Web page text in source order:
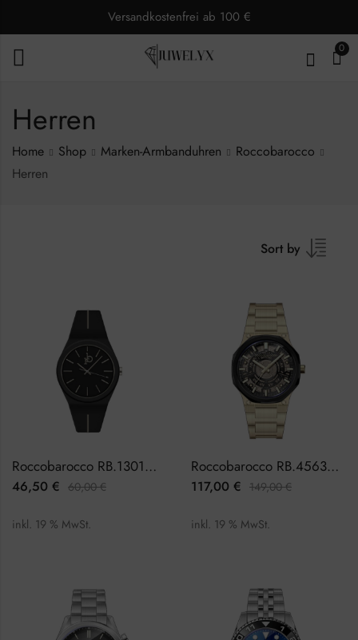
Versandkostenfrei ab 100 €
0
Herren
Home Shop Marken-Armbanduhren
Roccobarocco
Herren
Sort by
Roccobarocco RB.1301M-08J Herrenuhr
46,50 € 60,00€
inkl. 19 % MwSt.
Roccobarocco RB.4563M-03M Herrenuhr
117,00 € 149,00€
inkl. 19 % MwSt.